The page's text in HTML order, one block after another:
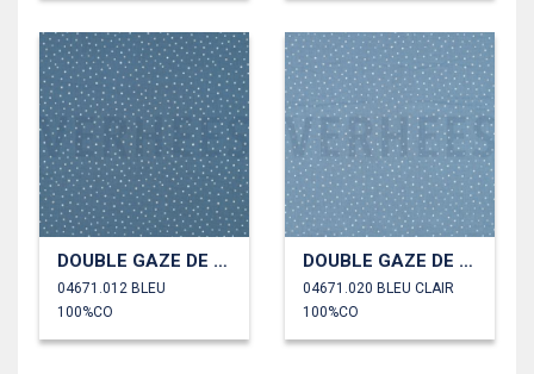
DOUBLE GAZE DE COTON PETITS POINTS
04671.012 BLEU
100%CO
DOUBLE GAZE DE COTON PETITS POINTS
04671.020 BLEU CLAIR
100%CO